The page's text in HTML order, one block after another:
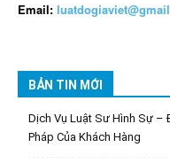
Email:
BẢN TIN MỚI
Dịch Vụ Luật Sư Hình Sự –
Pháp Của Khách Hàng